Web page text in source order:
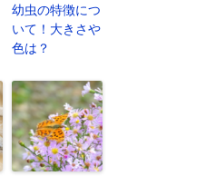
幼虫の特徴につ
いて！大きさや
色は？